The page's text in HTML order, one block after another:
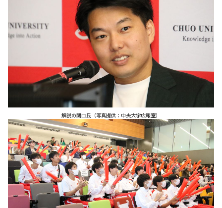
解説の関口氏（写真提供：中央大学広報室）